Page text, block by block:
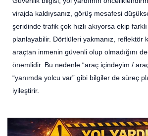
virajda kaldıysanız, görüş mesafesi
şeridinde trafik çok hızlı akıyorsa ekip
planlayabilir. Dörtlüleri yakmanız, reflektör
araçtan inmenin güvenli olup olmadığını
önemlidir. Bu nedenle “araç içindeyim / araç
“yanımda yolcu var” gibi bilgiler de süreç
iyileştirir.